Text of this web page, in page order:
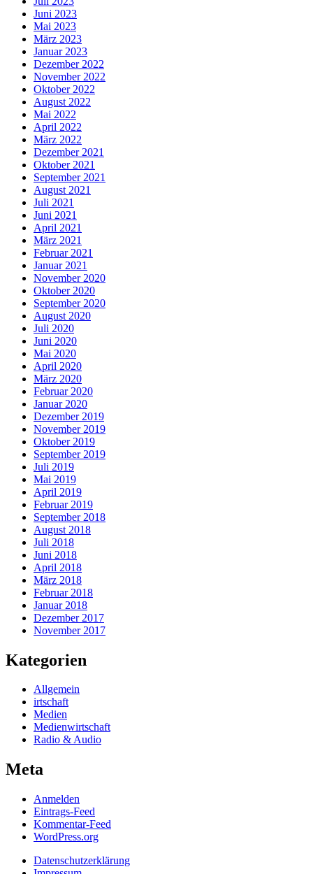
Juni 2023
Mai 2023
März 2023
Januar 2023
Dezember 2022
November 2022
Oktober 2022
August 2022
Mai 2022
April 2022
März 2022
Dezember 2021
Oktober 2021
September 2021
August 2021
Juli 2021
Juni 2021
April 2021
März 2021
Februar 2021
Januar 2021
November 2020
Oktober 2020
September 2020
August 2020
Juli 2020
Juni 2020
Mai 2020
April 2020
März 2020
Februar 2020
Januar 2020
Dezember 2019
November 2019
Oktober 2019
September 2019
Juli 2019
Mai 2019
April 2019
Februar 2019
September 2018
August 2018
Juli 2018
Juni 2018
April 2018
März 2018
Februar 2018
Januar 2018
Dezember 2017
November 2017
Kategorien
Allgemein
irtschaft
Medien
Medienwirtschaft
Radio & Audio
Meta
Anmelden
Eintrags-Feed
Kommentar-Feed
WordPress.org
Datenschutzerklärung